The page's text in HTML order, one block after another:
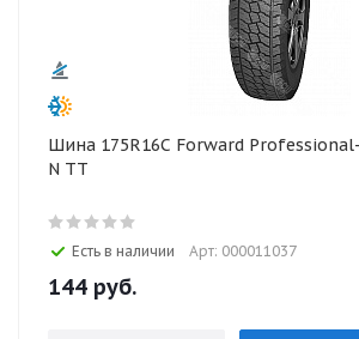
Шина 175R16С Forward
N TT
Есть в наличии Арт: 000011037
144 руб.